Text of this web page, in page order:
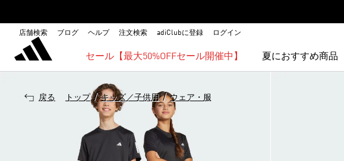
店舗検索 ブログ ヘルプ 注文検索 adiClubに登録 ログイン
セール【最大50%OFFセール開催中】 夏におすすめ商品
戻る トップ / キッズ／子供用 / ウェア・服